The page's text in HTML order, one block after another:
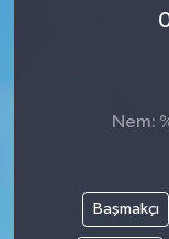
Nem:
Başmakçı